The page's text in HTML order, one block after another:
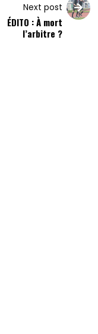
Next post
ÉDITO : À mort
l’arbitre ?